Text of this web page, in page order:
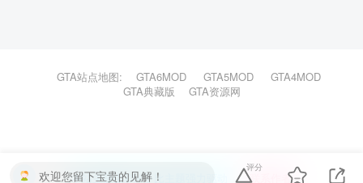
GTA站点地图: GTA6MOD GTA5MOD
GTA4MOD
GTA典藏版
GTA资源网
欢迎您留下宝贵的见解！
评分
本站主题由Zibll子比主题强力驱动 联系作者